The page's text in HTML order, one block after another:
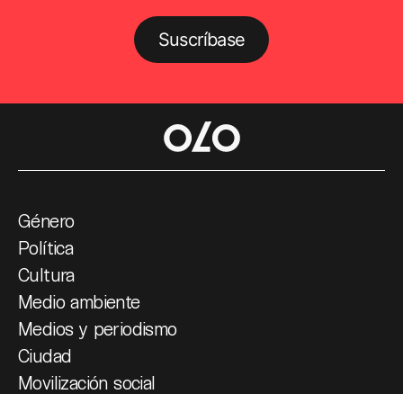
Suscríbase
Género
Política
Cultura
Medio ambiente
Medios y periodismo
Ciudad
Movilización social